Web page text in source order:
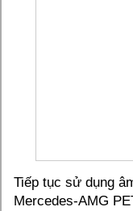
Tiếp tục sử dụng
Mercedes-AMG